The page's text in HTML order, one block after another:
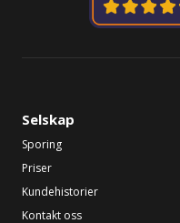
Selskap
Sporing
Priser
Kundehistorier
Kontakt oss